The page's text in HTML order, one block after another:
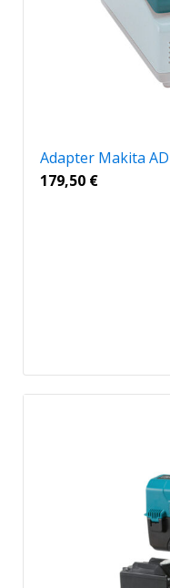
Adapter Makita
179,50 €